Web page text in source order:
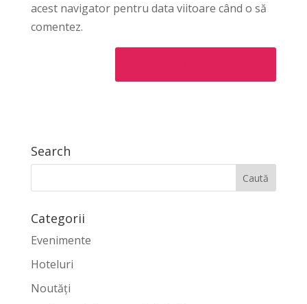
acest navigator pentru data viitoare când o să
comentez.
Search
Categorii
Evenimente
Hoteluri
Noutăți